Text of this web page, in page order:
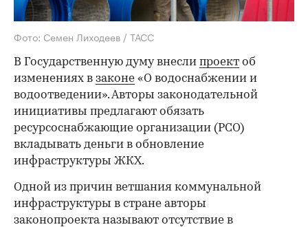
Фото: Семен Лиходеев / ТАСС
В Государственную думу внесли проект об
изменениях в законе «О водоснабжении и
водоотведении». Авторы законодательной
инициативы предлагают обязать
ресурсоснабжающие организации (РСО)
вкладывать деньги в обновление
инфраструктуры ЖКХ.
Одной из причин ветшания коммунальной
инфраструктуры в стране авторы
законопроекта называют отсутствие в